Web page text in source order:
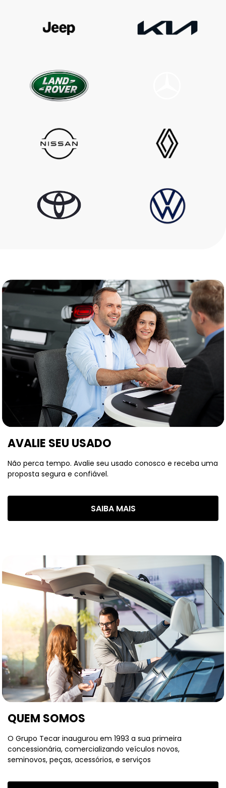
AVALIE SEU USADO
Não perca tempo. Avalie seu usado conosco e receba uma
proposta segura e confiável.
SAIBA MAIS
QUEM SOMOS
O Grupo Tecar inaugurou em 1993 a sua primeira
concessionária, comercializando veículos novos,
seminovos, peças, acessórios, e serviços